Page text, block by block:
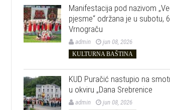
Manifestacija pod nazivom
pjesme“ održana je u subotu,
Vrnograču
admin jun 08, 2026
KULTURNA BAŠTINA
KUD Puračić nastupio na
u okviru „Dana Srebrenice
admin jun 08, 2026